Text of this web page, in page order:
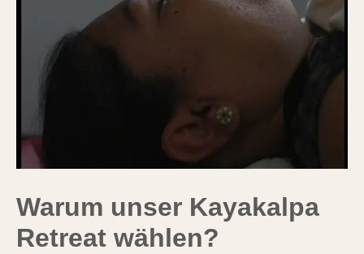
Warum unser Kayakalpa
Retreat wählen?